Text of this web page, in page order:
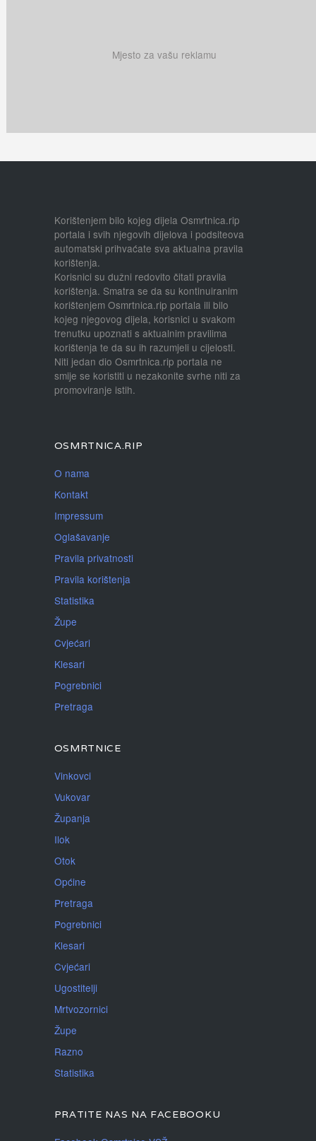
Mjesto za vašu reklamu
Korištenjem bilo kojeg dijela Osmrtnica.rip
portala i svih njegovih dijelova i podsiteova
automatski prihvaćate sva aktualna pravila
korištenja.
Korisnici su dužni redovito čitati pravila
korištenja. Smatra se da su kontinuiranim
korištenjem Osmrtnica.rip portala ili bilo
kojeg njegovog dijela, korisnici u svakom
trenutku upoznati s aktualnim pravilima
korištenja te da su ih razumjeli u cijelosti.
Niti jedan dio Osmrtnica.rip portala ne
smije se koristiti u nezakonite svrhe niti za
promoviranje istih.
OSMRTNICA.RIP
O nama
Kontakt
Impressum
Oglašavanje
Pravila privatnosti
Pravila korištenja
Statistika
Župe
Cvjećari
Klesari
Pogrebnici
Pretraga
OSMRTNICE
Vinkovci
Vukovar
Županja
Ilok
Otok
Općine
Pretraga
Pogrebnici
Klesari
Cvjećari
Ugostitelji
Mrtvozornici
Župe
Razno
Statistika
PRATITE NAS NA FACEBOOKU